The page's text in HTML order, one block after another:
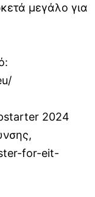
μεγάλο για
2024
for-eit-